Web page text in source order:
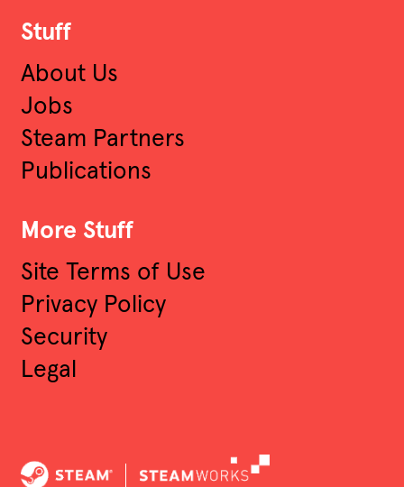
Stuff
About Us
Jobs
Steam Partners
Publications
More Stuff
Site Terms of Use
Privacy Policy
Security
Legal